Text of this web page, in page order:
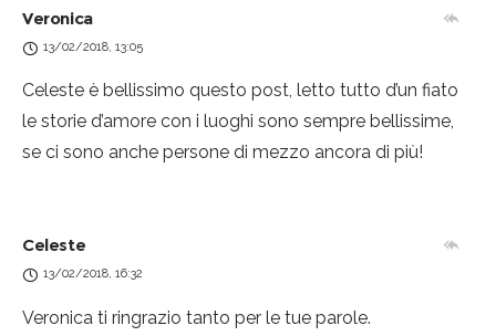
Veronica
13/02/2018, 13:05
Celeste è bellissimo questo post, letto tutto d’un fiato
le storie d’amore con i luoghi sono sempre bellissime,
se ci sono anche persone di mezzo ancora di più!
Celeste
13/02/2018, 16:32
Veronica ti ringrazio tanto per le tue parole.